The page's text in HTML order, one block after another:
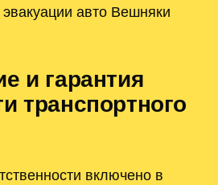
авто Вешняки
и гарантия
транспортного
включено в